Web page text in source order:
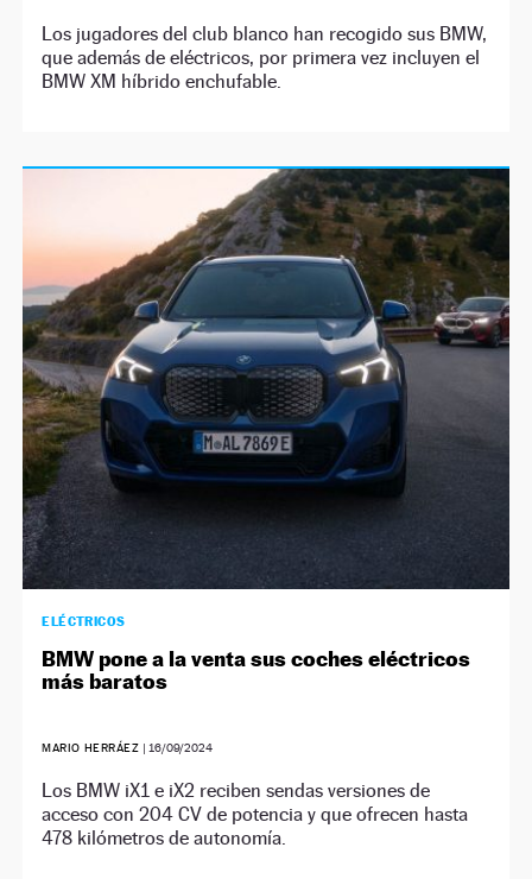
Los jugadores del club blanco han recogido sus BMW,
que además de eléctricos, por primera vez incluyen el
BMW XM híbrido enchufable.
ELÉCTRICOS
BMW pone a la venta sus coches eléctricos
más baratos
MARIO HERRÁEZ | 16/09/2024
Los BMW iX1 e iX2 reciben sendas versiones de
acceso con 204 CV de potencia y que ofrecen hasta
478 kilómetros de autonomía.